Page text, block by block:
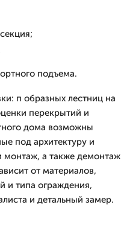
подъема.
п образных лестниц на
перекрытий и
дома возможны
под архитектуру и
монтаж, а также демонтаж
от материалов,
и типа ограждения,
и детальный замер.